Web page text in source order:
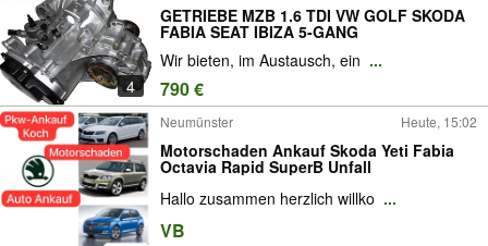
4
GETRIEBE MZB 1.6 TDI VW GOLF SKODA
FABIA SEAT IBIZA 5-GANG
Wir bieten, im Austausch, ein ...
790 €
Neumünster Heute, 15:02
Motorschaden Ankauf Skoda Yeti Fabia
Octavia Rapid SuperB Unfall
Hallo zusammen herzlich willko ...
VB